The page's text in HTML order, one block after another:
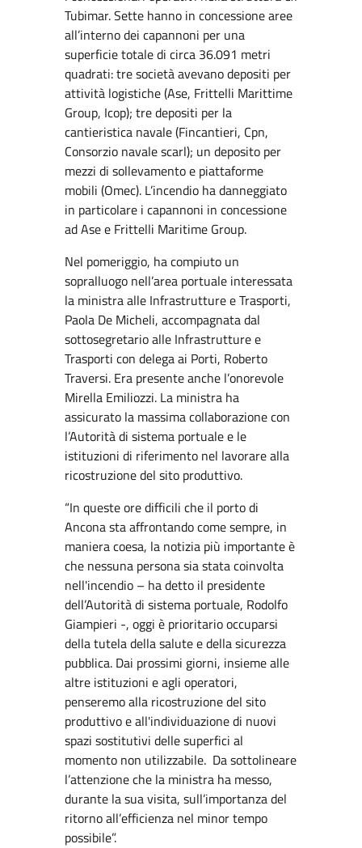
Tubimar. Sette hanno in concessione aree
all’interno dei capannoni per una
superficie totale di circa 36.091 metri
quadrati: tre società avevano depositi per
attività logistiche (Ase, Frittelli Marittime
Group, Icop); tre depositi per la
cantieristica navale (Fincantieri, Cpn,
Consorzio navale scarl); un deposito per
mezzi di sollevamento e piattaforme
mobili (Omec). L’incendio ha danneggiato
in particolare i capannoni in concessione
ad Ase e Frittelli Maritime Group.
Nel pomeriggio, ha compiuto un
sopralluogo nell’area portuale interessata
la ministra alle Infrastrutture e Trasporti,
Paola De Micheli, accompagnata dal
sottosegretario alle Infrastrutture e
Trasporti con delega ai Porti, Roberto
Traversi. Era presente anche l’onorevole
Mirella Emiliozzi. La ministra ha
assicurato la massima collaborazione con
l’Autorità di sistema portuale e le
istituzioni di riferimento nel lavorare alla
ricostruzione del sito produttivo.
“In queste ore difficili che il porto di
Ancona sta affrontando come sempre, in
maniera coesa, la notizia più importante è
che nessuna persona sia stata coinvolta
nell'incendio – ha detto il presidente
dell’Autorità di sistema portuale, Rodolfo
Giampieri -, oggi è prioritario occuparsi
della tutela della salute e della sicurezza
pubblica. Dai prossimi giorni, insieme alle
altre istituzioni e agli operatori,
penseremo alla ricostruzione del sito
produttivo e all'individuazione di nuovi
spazi sostitutivi delle superfici al
momento non utilizzabile. Da sottolineare
l’attenzione che la ministra ha messo,
durante la sua visita, sull’importanza del
ritorno all’efficienza nel minor tempo
possibile”.